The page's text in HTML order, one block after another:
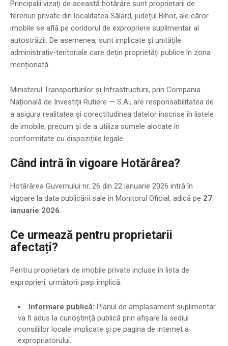
Principalii vizați de această hotărâre sunt proprietarii de
terenuri private din localitatea Sălard, județul Bihor, ale căror
imobile se află pe coridorul de expropriere suplimentar al
autostrăzii. De asemenea, sunt implicate și unitățile
administrativ-teritoriale care dețin proprietăți publice în zona
menționată.
Ministerul Transporturilor și Infrastructurii, prin Compania
Națională de Investiții Rutiere — S.A., are responsabilitatea de
a asigura realitatea și corectitudinea datelor înscrise în listele
de imobile, precum și de a utiliza sumele alocate în
conformitate cu dispozițiile legale.
Când intră în vigoare Hotărârea?
Hotărârea Guvernului nr. 26 din 22 ianuarie 2026 intră în
vigoare la data publicării sale în Monitorul Oficial, adică pe 27
ianuarie 2026
Ce urmează pentru proprietarii
afectați?
Pentru proprietarii de imobile private incluse în lista de
exproprieri, următorii pași implică:
Informare publică: Planul de amplasament suplimentar
va fi adus la cunoștință publică prin afișare la sediul
consiliilor locale implicate și pe pagina de internet a
expropriatorului.